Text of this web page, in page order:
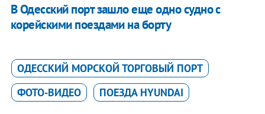
В Одесский порт зашло еще одно судно с
корейскими поездами на борту
ОДЕССКИЙ МОРСКОЙ ТОРГОВЫЙ ПОРТ
ФОТО-ВИДЕО
ПОЕЗДА HYUNDAI